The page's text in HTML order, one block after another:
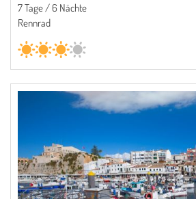
7 Tage / 6 Nächte
Rennrad